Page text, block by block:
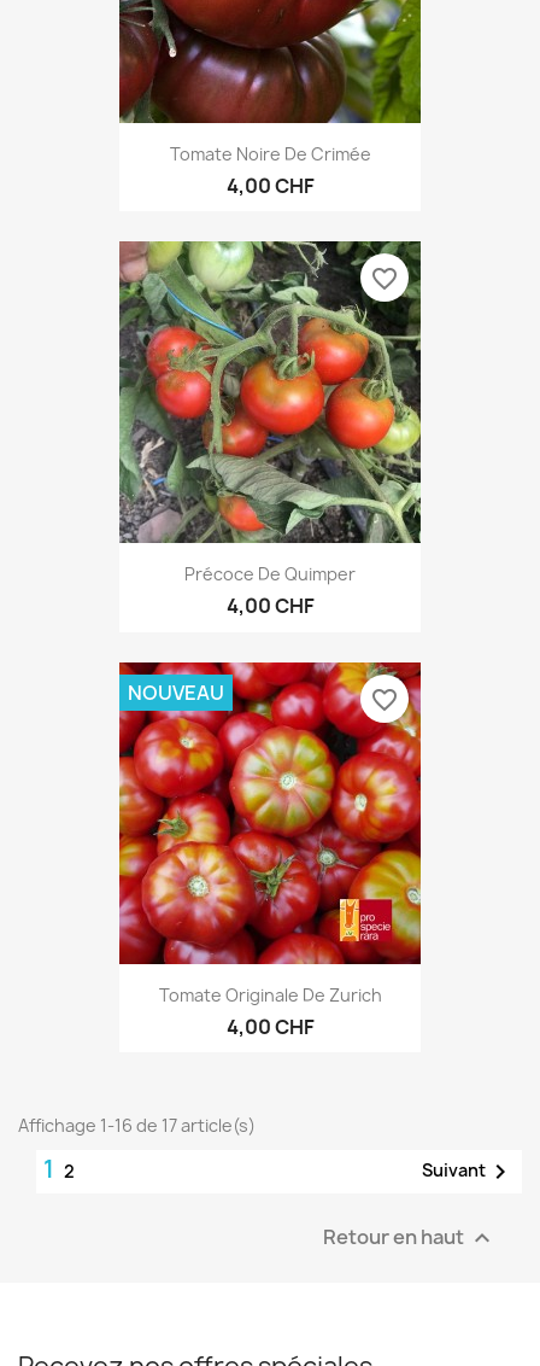
Tomate Noire De Crimée
4,00 CHF
Précoce De Quimper
4,00 CHF
favorite_border
Tomate Originale De Zurich
4,00 CHF
NOUVEAU favorite_border
Affichage 1-16 de 17 article(s)
1 2 Suivant 
Retour en haut 